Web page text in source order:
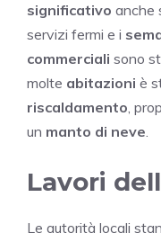
significativo anche
servizi fermi e i
commerciali sono
molte abitazioni è
riscaldamento,
un manto di neve.
Lavori
Le autorità locali